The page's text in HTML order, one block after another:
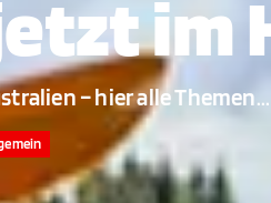
im
– hier alle Themen…